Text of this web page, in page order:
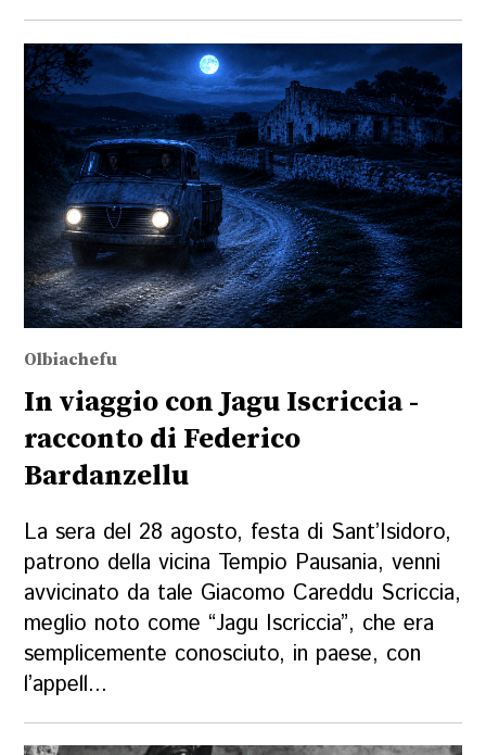
Olbiachefu
In viaggio con Jagu Iscriccia -
racconto di Federico
Bardanzellu
La sera del 28 agosto, festa di Sant’Isidoro,
patrono della vicina Tempio Pausania, venni
avvicinato da tale Giacomo Careddu Scriccia,
meglio noto come “Jagu Iscriccia”, che era
semplicemente conosciuto, in paese, con
l’appell...